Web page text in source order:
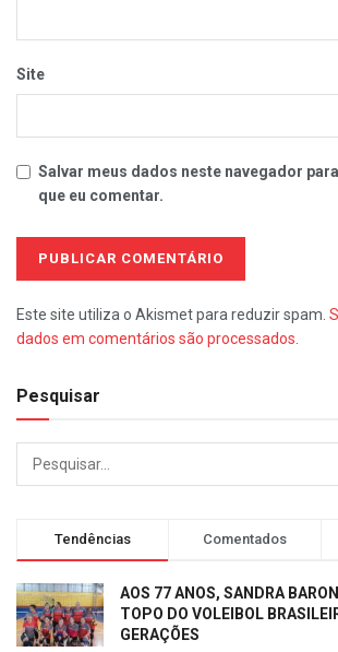
Site
Salvar meus dados neste navegador
que eu comentar.
Este site utiliza o Akismet para reduzir spam.
dados em comentários são processados
Pesquisar
Tendências Comentados
AOS 77 ANOS, SANDRA
TOPO DO VOLEIBOL
GERAÇÕES